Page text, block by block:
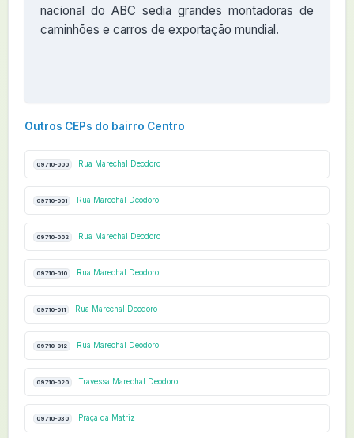
nacional do ABC sedia grandes montadoras de
caminhões e carros de exportação mundial.
Outros CEPs do bairro Centro
09710-000 Rua Marechal Deodoro
09710-001 Rua Marechal Deodoro
09710-002 Rua Marechal Deodoro
09710-010 Rua Marechal Deodoro
09710-011 Rua Marechal Deodoro
09710-012 Rua Marechal Deodoro
09710-020 Travessa Marechal Deodoro
09710-030 Praça da Matriz